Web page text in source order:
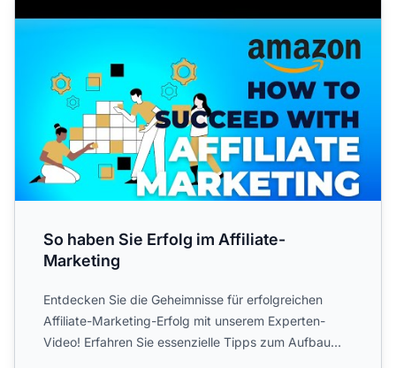
So haben Sie Erfolg im Affiliate-
Marketing
Entdecken Sie die Geheimnisse für erfolgreichen
Affiliate-Marketing-Erfolg mit unserem Experten-
Video! Erfahren Sie essenzielle Tipps zum Aufbau